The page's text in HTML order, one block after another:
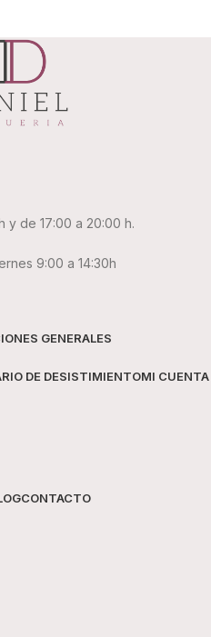
y de 17:00 a 20:00 h.
9:00 a 14:30h
GENERALES
DE DESISTIMIENTOMI CUENTA
CONTACTO